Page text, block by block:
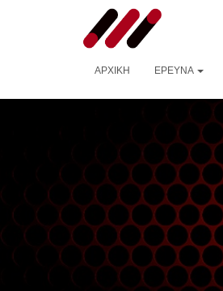
ΑΡΧΙΚΉ ΈΡΕΥΝΑ